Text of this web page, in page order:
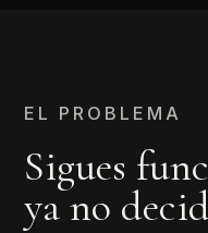
EL PROBLEMA
Sigues
ya no